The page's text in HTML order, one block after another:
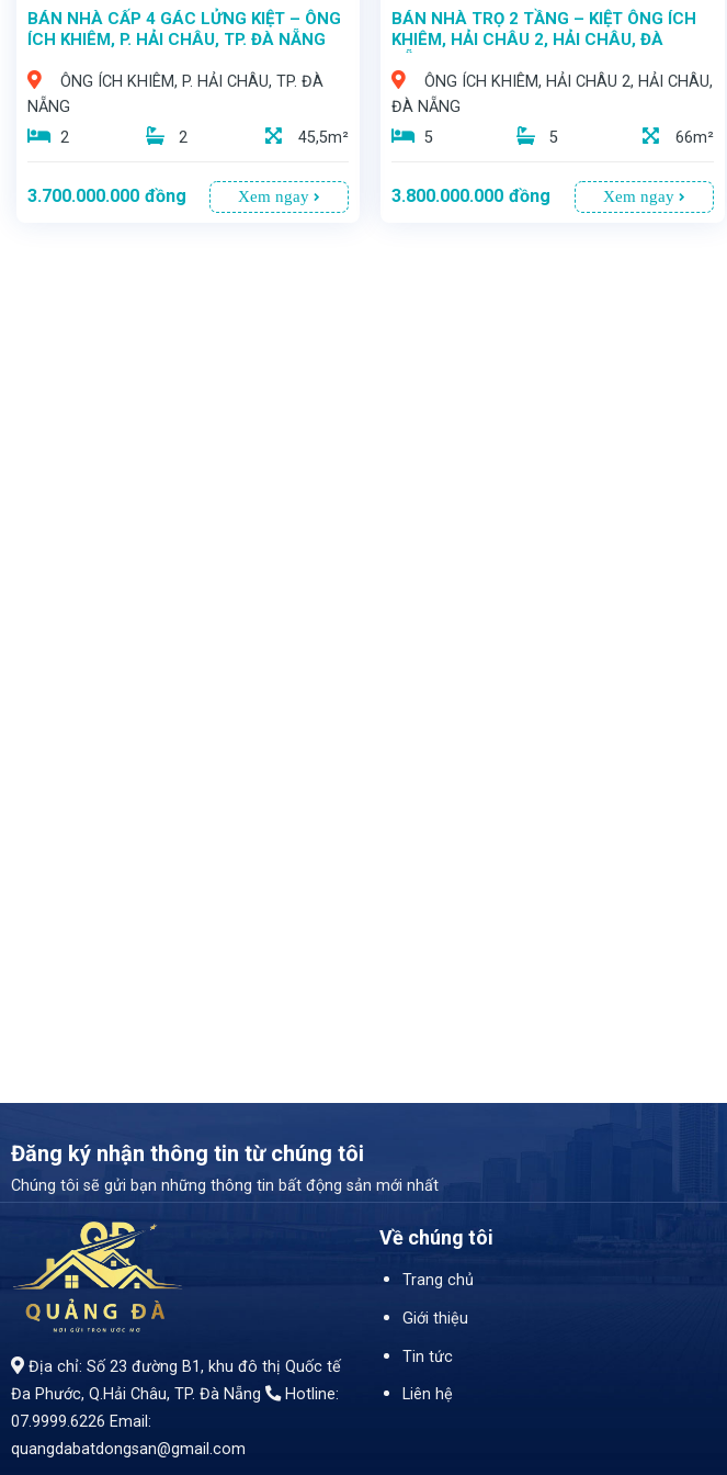
BÁN NHÀ CẤP 4 GÁC LỬNG KIỆT – ÔNG
ÍCH KHIÊM, P. HẢI CHÂU, TP. ĐÀ NẴNG
ÔNG ÍCH KHIÊM, P. HẢI CHÂU, TP. ĐÀ
NẴNG
2
2 45,5m²
3.700.000.000 đồng Xem ngay
BÁN NHÀ TRỌ 2 TẦNG – KIỆT ÔNG ÍCH
KHIÊM, HẢI CHÂU 2, HẢI CHÂU, ĐÀ
ÔNG ÍCH KHIÊM, HẢI CHÂU 2, HẢI CHÂU,
ĐÀ NẴNG
5
5 66m²
3.800.000.000 đồng Xem ngay
Đăng ký nhận thông tin từ chúng tôi
Chúng tôi sẽ gửi bạn những thông tin bất động sản mới nhất
Địa chỉ: Số 23 đường B1, khu đô thị Quốc tế
Đa Phước, Q.Hải Châu, TP. Đà Nẵng
Hotline:
07.9999.6226 Email:
quangdabatdongsan@gmail.com
Về chúng tôi
Trang chủ
Giới thiệu
Tin tức
Liên hệ